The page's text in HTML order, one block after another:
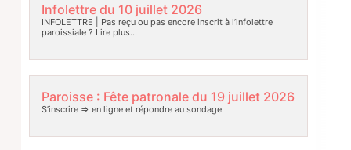
Infolettre du 10 juillet 2026
INFOLETTRE | Pas reçu ou pas encore inscrit à l’infolettre
paroissiale ? Lire plus…
Paroisse : Fête patronale du 19 juillet 2026
S’inscrire => en ligne et répondre au sondage